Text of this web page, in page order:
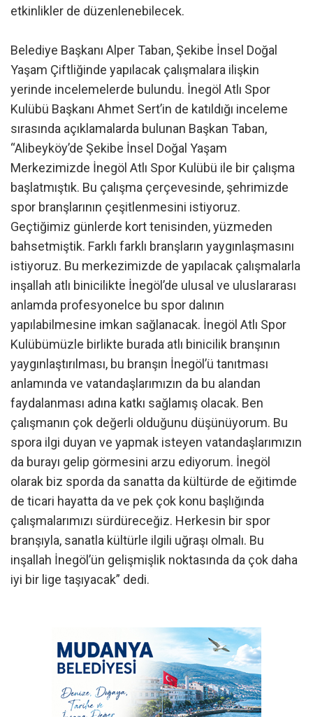
etkinlikler de düzenlenebilecek.
Belediye Başkanı Alper Taban, Şekibe İnsel Doğal
Yaşam Çiftliğinde yapılacak çalışmalara ilişkin
yerinde incelemelerde bulundu. İnegöl Atlı Spor
Kulübü Başkanı Ahmet Sert’in de katıldığı inceleme
sırasında açıklamalarda bulunan Başkan Taban,
“Alibeyköy’de Şekibe İnsel Doğal Yaşam
Merkezimizde İnegöl Atlı Spor Kulübü ile bir çalışma
başlatmıştık. Bu çalışma çerçevesinde, şehrimizde
spor branşlarının çeşitlenmesini istiyoruz.
Geçtiğimiz günlerde kort tenisinden, yüzmeden
bahsetmiştik. Farklı farklı branşların yaygınlaşmasını
istiyoruz. Bu merkezimizde de yapılacak çalışmalarla
inşallah atlı binicilikte İnegöl’de ulusal ve uluslararası
anlamda profesyonelce bu spor dalının
yapılabilmesine imkan sağlanacak. İnegöl Atlı Spor
Kulübümüzle birlikte burada atlı binicilik branşının
yaygınlaştırılması, bu branşın İnegöl’ü tanıtması
anlamında ve vatandaşlarımızın da bu alandan
faydalanması adına katkı sağlamış olacak. Ben
çalışmanın çok değerli olduğunu düşünüyorum. Bu
spora ilgi duyan ve yapmak isteyen vatandaşlarımızın
da burayı gelip görmesini arzu ediyorum. İnegöl
olarak biz sporda da sanatta da kültürde de eğitimde
de ticari hayatta da ve pek çok konu başlığında
çalışmalarımızı sürdüreceğiz. Herkesin bir spor
branşıyla, sanatla kültürle ilgili uğraşı olmalı. Bu
inşallah İnegöl’ün gelişmişlik noktasında da çok daha
iyi bir lige taşıyacak” dedi.